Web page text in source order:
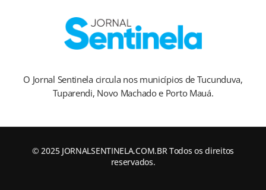
O Jornal Sentinela circula nos municípios de Tucunduva,
Tuparendi, Novo Machado e Porto Mauá.
© 2025 JORNALSENTINELA.COM.BR Todos os direitos
reservados.